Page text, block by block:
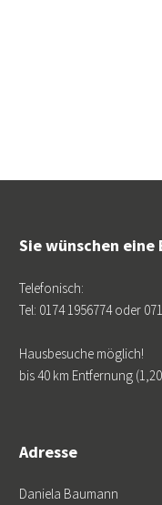
Sie wünschen eine
Telefonisch:
Tel: 0174 1956774 oder
Hausbesuche möglich!
bis 40 km Entfernung
Adresse
Daniela Baumann